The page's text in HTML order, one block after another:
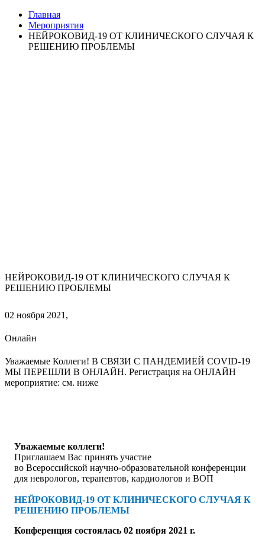
Главная
Мероприятия
НЕЙРОКОВИД-19 ОТ КЛИНИЧЕСКОГО СЛУЧАЯ К
РЕШЕНИЮ ПРОБЛЕМЫ
НЕЙРОКОВИД-19 ОТ КЛИНИЧЕСКОГО СЛУЧАЯ К
РЕШЕНИЮ ПРОБЛЕМЫ
02 ноября 2021,
Онлайн
Уважаемые Коллеги! В СВЯЗИ С ПАНДЕМИЕЙ COVID-19
МЫ ПЕРЕШЛИ В ОНЛАЙН. Регистрация на ОНЛАЙН
мероприятие: см. ниже
Уважаемые коллеги!
Приглашаем Вас принять участие
во Всероссийской научно-образовательной конференции
для неврологов, терапевтов, кардиологов и ВОП
НЕЙРОКОВИД-19 ОТ КЛИНИЧЕСКОГО СЛУЧАЯ К
РЕШЕНИЮ ПРОБЛЕМЫ
Конференция состоялась 02 ноября 2021 г.